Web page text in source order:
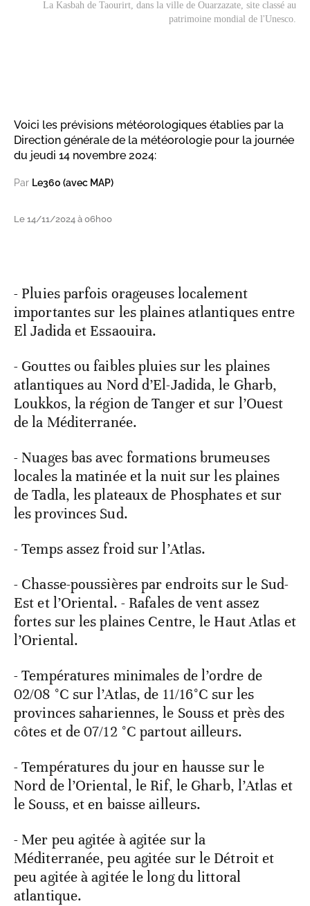
La Kasbah de Taourirt, dans la ville de Ouarzazate, site classé au
patrimoine mondial de l'Unesco.
Voici les prévisions météorologiques établies par la
Direction générale de la météorologie pour la journée
du jeudi 14 novembre 2024:
Par Le360 (avec MAP)
Le 14/11/2024 à 06h00
- Pluies parfois orageuses localement
importantes sur les plaines atlantiques entre
El Jadida et Essaouira.
- Gouttes ou faibles pluies sur les plaines
atlantiques au Nord d’El-Jadida, le Gharb,
Loukkos, la région de Tanger et sur l’Ouest
de la Méditerranée.
- Nuages bas avec formations brumeuses
locales la matinée et la nuit sur les plaines
de Tadla, les plateaux de Phosphates et sur
les provinces Sud.
- Temps assez froid sur l’Atlas.
- Chasse-poussières par endroits sur le Sud-
Est et l’Oriental. - Rafales de vent assez
fortes sur les plaines Centre, le Haut Atlas et
l’Oriental.
- Températures minimales de l’ordre de
02/08 °C sur l’Atlas, de 11/16°C sur les
provinces sahariennes, le Souss et près des
côtes et de 07/12 °C partout ailleurs.
- Températures du jour en hausse sur le
Nord de l’Oriental, le Rif, le Gharb, l’Atlas et
le Souss, et en baisse ailleurs.
- Mer peu agitée à agitée sur la
Méditerranée, peu agitée sur le Détroit et
peu agitée à agitée le long du littoral
atlantique.